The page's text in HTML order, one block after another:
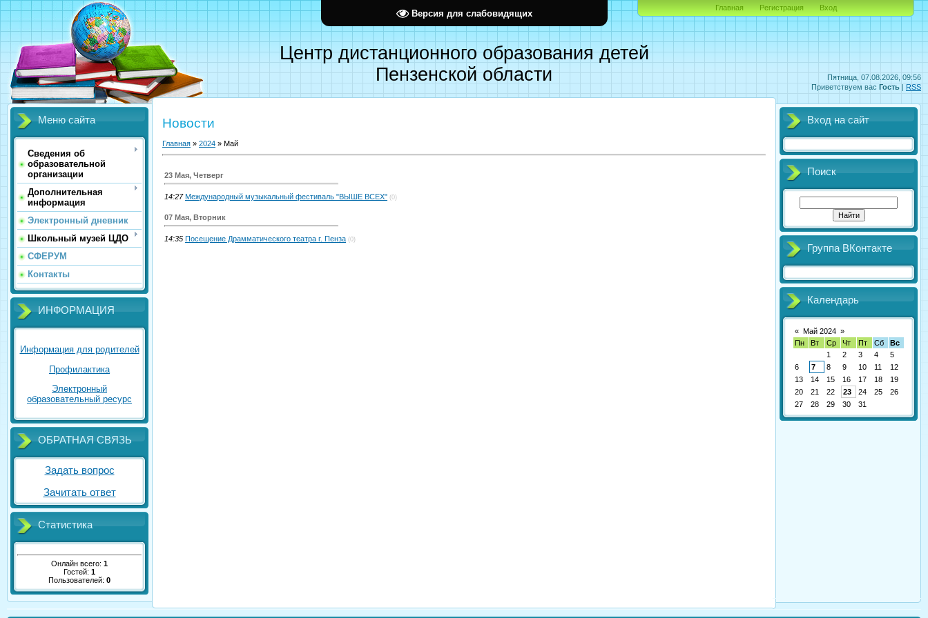
Версия для слабовидящих
Пятница, 07.08.2026, 09:56
Приветствуем вас Гость | RSS
Центр дистанционного образования детей
Пензенской области
Главная Регистрация Вход
Меню сайта
Сведения об
образовательной
организации
Дополнительная
информация
Электронный дневник
Школьный музей ЦДО
СФЕРУМ
Контакты
ИНФОРМАЦИЯ
Информация для родителей
Профилактика
Электронный
образовательный ресурс
ОБРАТНАЯ СВЯЗЬ
Задать вопрос
Зачитать ответ
Статистика
Онлайн всего: 1
Гостей: 1
Пользователей: 0
Новости
Главная » 2024 » Май
23 Мая, Четверг
14:27 Международный музыкальный фестиваль "ВЫШЕ ВСЕХ" (0)
07 Мая, Вторник
14:35 Посещение Драмматического театра г. Пенза (0)
Вход на сайт
Поиск
Группа ВКонтакте
Календарь
« Май 2024 »
Пн
Вт Ср Чт Пт Сб
Вс
1
2 3 4
5
6
7 8 9 10 11
12
13
14 15 16 17 18
19
20
21 22 23 24 25
26
27
28 29 30 31